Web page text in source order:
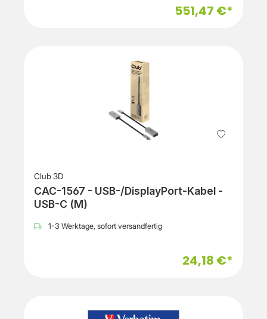
551,47 €*
Club 3D
CAC-1567 - USB-/DisplayPort-Kabel -
USB-C (M)
1-3 Werktage, sofort versandfertig
24,18 €*